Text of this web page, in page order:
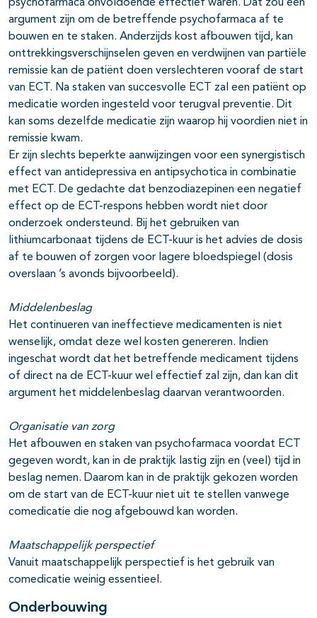
psychofarmaca onvoldoende effectief waren. Dat zou een
argument zijn om de betreffende psychofarmaca af te
bouwen en te staken. Anderzijds kost afbouwen tijd, kan
onttrekkingsverschijnselen geven en verdwijnen van partiële
remissie kan de patiënt doen verslechteren vooraf de start
van ECT. Na staken van succesvolle ECT zal een patiënt op
medicatie worden ingesteld voor terugval preventie. Dit
kan soms dezelfde medicatie zijn waarop hij voordien niet in
remissie kwam.
Er zijn slechts beperkte aanwijzingen voor een synergistisch
effect van antidepressiva en antipsychotica in combinatie
met ECT. De gedachte dat benzodiazepinen een negatief
effect op de ECT-respons hebben wordt niet door
onderzoek ondersteund. Bij het gebruiken van
lithiumcarbonaat tijdens de ECT-kuur is het advies de dosis
af te bouwen of zorgen voor lagere bloedspiegel (dosis
overslaan ’s avonds bijvoorbeeld).
Middelenbeslag
Het continueren van ineffectieve medicamenten is niet
wenselijk, omdat deze wel kosten genereren. Indien
ingeschat wordt dat het betreffende medicament tijdens
of direct na de ECT-kuur wel effectief zal zijn, dan kan dit
argument het middelenbeslag daarvan verantwoorden.
Organisatie van zorg
Het afbouwen en staken van psychofarmaca voordat ECT
gegeven wordt, kan in de praktijk lastig zijn en (veel) tijd in
beslag nemen. Daarom kan in de praktijk gekozen worden
om de start van de ECT-kuur niet uit te stellen vanwege
comedicatie die nog afgebouwd kan worden.
Maatschappelijk perspectief
Vanuit maatschappelijk perspectief is het gebruik van
comedicatie weinig essentieel.
Onderbouwing